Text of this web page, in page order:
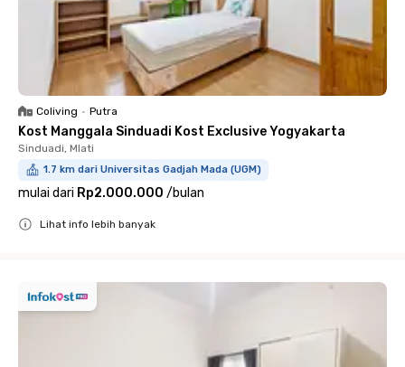
Coliving • Putra
Kost Manggala Sinduadi Kost Exclusive Yogyakarta
Sinduadi, Mlati
1.7 km dari Universitas Gadjah Mada (UGM)
mulai dari Rp2.000.000 /bulan
Lihat info lebih banyak